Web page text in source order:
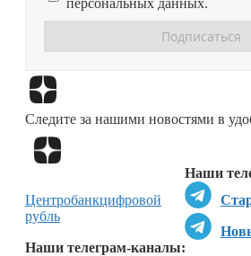
персональных данных.
Следите за нашими новостями в
Наши
Наши телеграм-каналы:
Центробанкцифровой
рубль